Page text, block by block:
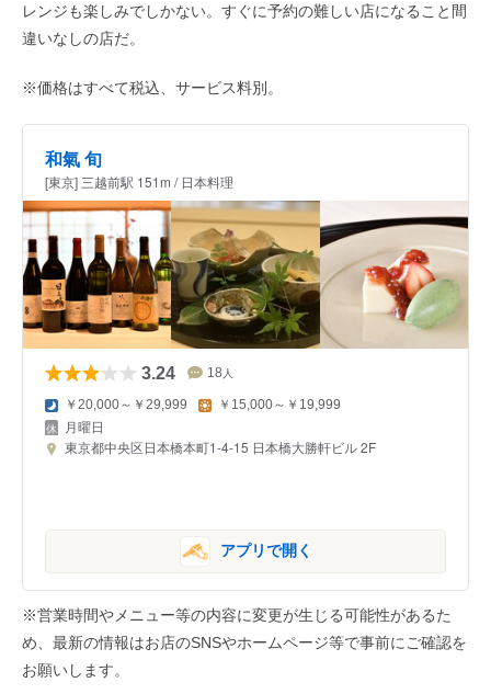
レンジも楽しみでしかない。すぐに予約の難しい店になること間
違いなしの店だ。
※価格はすべて税込、サービス料別。
和氣 旬
[東京] 三越前駅 151m / 日本料理
3.24 18 人
￥20,000～￥29,999 ￥15,000～￥19,999
月曜日
東京都中央区日本橋本町1-4-15 日本橋大勝軒ビル 2F
アプリで開く
※営業時間やメニュー等の内容に変更が生じる可能性があるた
め、最新の情報はお店のSNSやホームページ等で事前にご確認を
お願いします。